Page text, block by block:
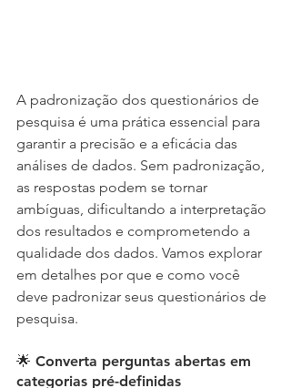
A padronização dos questionários de
pesquisa é uma prática essencial para
garantir a precisão e a eficácia das
análises de dados. Sem padronização,
as respostas podem se tornar
ambíguas, dificultando a interpretação
dos resultados e comprometendo a
qualidade dos dados. Vamos explorar
em detalhes por que e como você
deve padronizar seus questionários de
pesquisa.
🌟 Converta perguntas abertas em
categorias pré-definidas